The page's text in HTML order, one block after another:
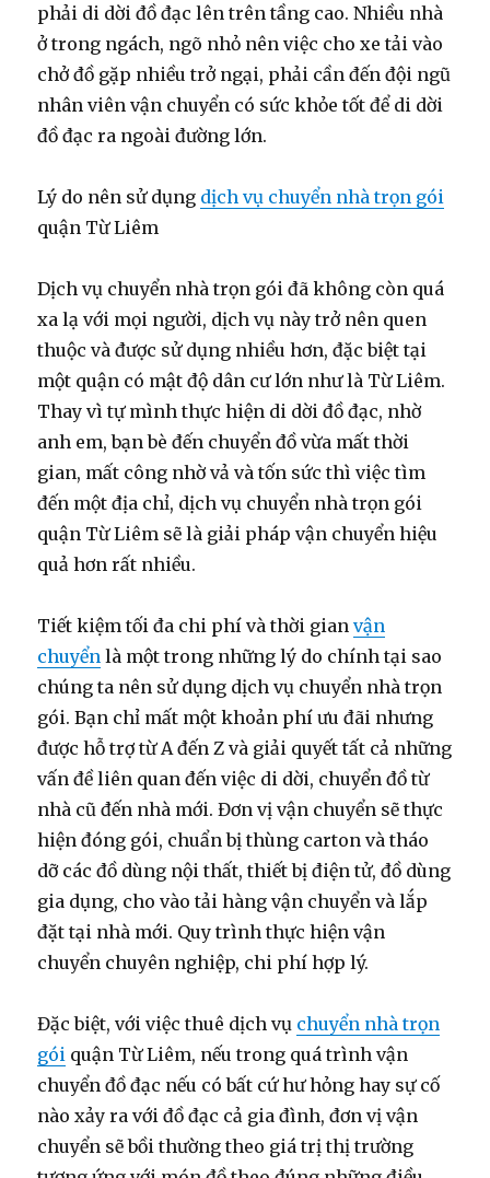
phải di dời đồ đạc lên trên tầng cao. Nhiều nhà
ở trong ngách, ngõ nhỏ nên việc cho xe tải vào
chở đồ gặp nhiều trở ngại, phải cần đến đội ngũ
nhân viên vận chuyển có sức khỏe tốt để di dời
đồ đạc ra ngoài đường lớn.
Lý do nên sử dụng dịch vụ chuyển nhà trọn gói
quận Từ Liêm
Dịch vụ chuyển nhà trọn gói đã không còn quá
xa lạ với mọi người, dịch vụ này trở nên quen
thuộc và được sử dụng nhiều hơn, đặc biệt tại
một quận có mật độ dân cư lớn như là Từ Liêm.
Thay vì tự mình thực hiện di dời đồ đạc, nhờ
anh em, bạn bè đến chuyển đồ vừa mất thời
gian, mất công nhờ vả và tốn sức thì việc tìm
đến một địa chỉ, dịch vụ chuyển nhà trọn gói
quận Từ Liêm sẽ là giải pháp vận chuyển hiệu
quả hơn rất nhiều.
Tiết kiệm tối đa chi phí và thời gianvận
chuyển là một trong những lý do chính tại sao
chúng ta nên sử dụng dịch vụ chuyển nhà trọn
gói. Bạn chỉ mất một khoản phí ưu đãi nhưng
được hỗ trợ từ A đến Z và giải quyết tất cả những
vấn đề liên quan đến việc di dời, chuyển đồ từ
nhà cũ đến nhà mới. Đơn vị vận chuyển sẽ thực
hiện đóng gói, chuẩn bị thùng carton và tháo
dỡ các đồ dùng nội thất, thiết bị điện tử, đồ dùng
gia dụng, cho vào tải hàng vận chuyển và lắp
đặt tại nhà mới. Quy trình thực hiện vận
chuyển chuyên nghiệp, chi phí hợp lý.
Đặc biệt, với việc thuê dịch vụ chuyển nhà trọn
gói quận Từ Liêm, nếu trong quá trình vận
chuyển đồ đạc nếu có bất cứ hư hỏng hay sự cố
nào xảy ra với đồ đạc cả gia đình, đơn vị vận
chuyển sẽ bồi thường theo giá trị thị trường